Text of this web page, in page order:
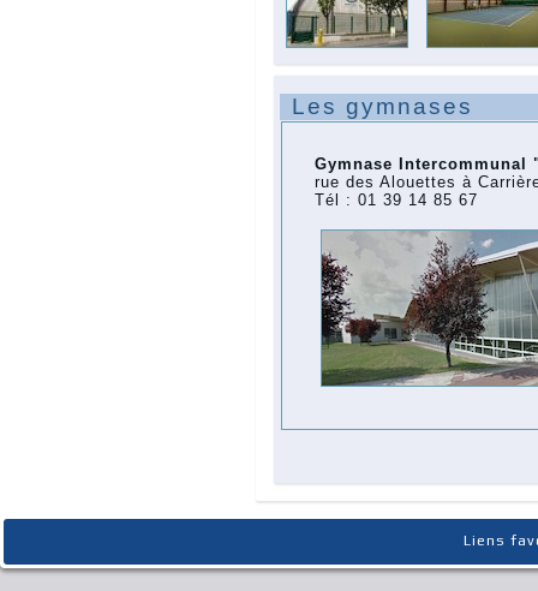
Les gymnases
Gymnase
rue des Alouettes à
Tél : 01 39 14 85 67
Liens